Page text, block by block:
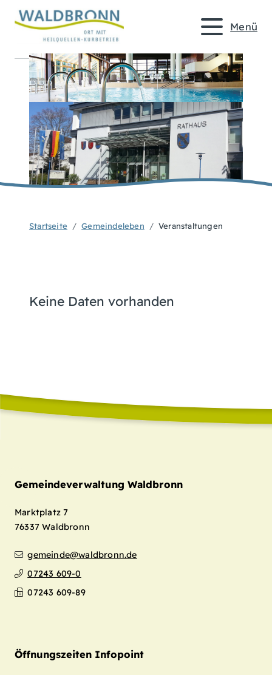
Menü
Startseite Gemeindeleben Veranstaltungen
Keine Daten vorhanden
Gemeindeverwaltung Waldbronn
Marktplatz 7
76337 Waldbronn
gemeinde@waldbronn.de
07243 609-0
07243 609-89
Öffnungszeiten Infopoint